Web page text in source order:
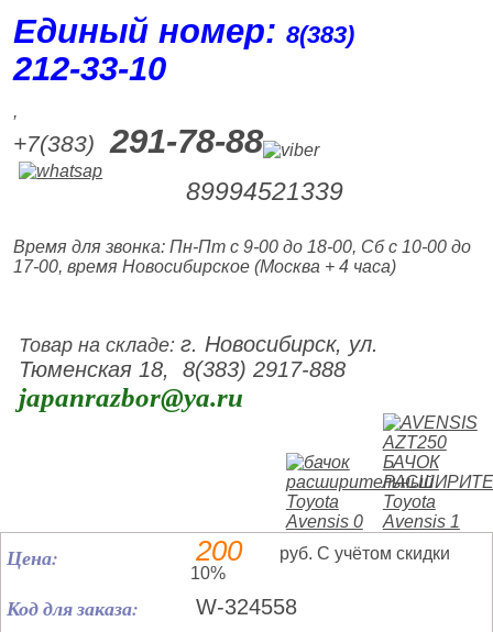
Единый номер:8(383)
212‑33‑10
,
+7(383) 291-78-88
89994521339
Время для звонка: Пн-Пт с 9-00 до 18-00, Сб с 10-00 до
17-00, время Новосибирское (Москва + 4 часа)
Товар на складе:г. Новосибирск, ул.
Тюменская 18, 8(383) 2917-888
japanrazbor@ya.ru
Цена: 200
руб. С учётом скидки
10%
Код для заказа: W-324558